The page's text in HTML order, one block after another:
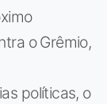
o Grêmio,
políticas, o